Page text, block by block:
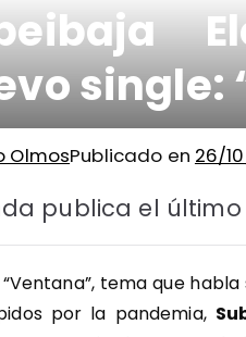
single:
OlmosPublicado en 26/
publica el último
“Ventana”, tema que
por la pandemia,